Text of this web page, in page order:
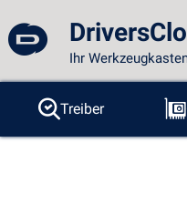
Ihr
Treiber
Sonden